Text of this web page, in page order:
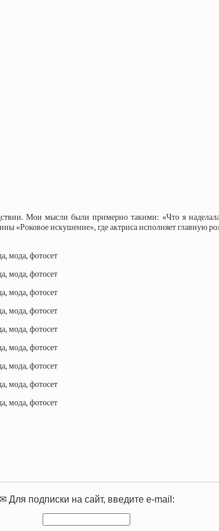
Мои мысли были примерно такими: «Что я
«Роковое искушение», где актриса исполняет
✉ Для подписки на сайт, введите e-mail: